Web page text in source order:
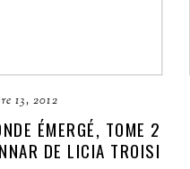
13, 2012
ÉMERGÉ, TOME 2
DE LICIA TROISI